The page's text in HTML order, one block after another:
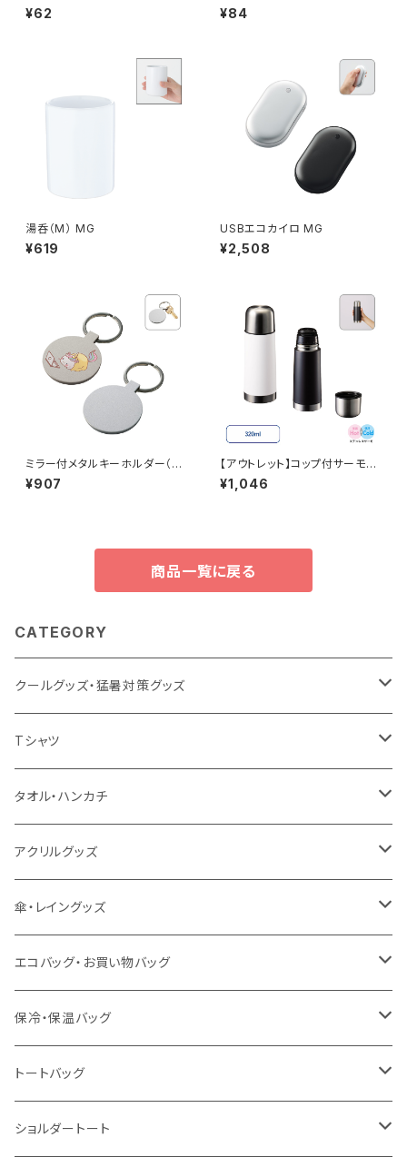
¥62 （S）MG
¥84
湯呑（M） MG
¥619
USBエコカイロ MG
¥2,508
ミラー付メタルキーホルダー（ラ
ウンド） マットシルバー MG
¥907
【アウトレット】コップ付サーモス
¥1,046
商品一覧に戻る
CATEGORY
クールグッズ・猛暑対策グッズ
扇風機
うちわ
猛暑グッズ
冷感グッズ
Tシャツ
カスタムプリントTシャツ（国内プリント）
イージーオーダーTシャツ（海外生産）
タオル・ハンカチ
名入れタオル
今治タオル
泉州おくばりタオル
冷感タオル
ハンカチ
アクリルグッズ
キーホルダー
スタンド
バッジ
ライティングスタンド
アクリル雑貨
傘・レイングッズ
傘
ポンチョ
エコバッグ・お買い物バッグ
ポリエステル
フェアトレードコットン
ジュートコットン
保冷・保温バッグ
キャンパス
デニム
トートバッグ
オーガニックコットン
ショルダートート